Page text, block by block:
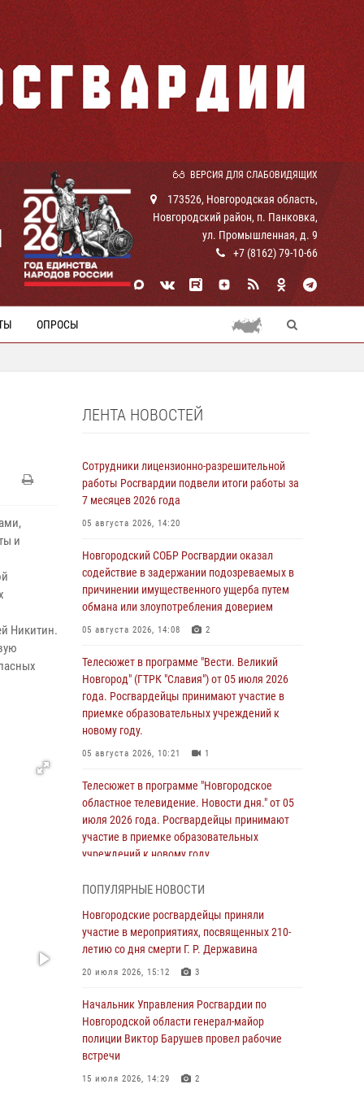
ВЕРСИЯ ДЛЯ СЛАБОВИДЯЩИХ
173526, Новгородская область,
Новгородский район, п. Панковка,
ул. Промышленная, д. 9
+7 (8162) 79-10-66
ОПРОСЫ
и
Никитин.
ЛЕНТА НОВОСТЕЙ
Сотрудники лицензионно-разрешительной
работы Росгвардии подвели итоги работы за
7 месяцев 2026 года
05 августа 2026, 14:20
Новгородский СОБР Росгвардии оказал
содействие в задержании подозреваемых в
причинении имущественного ущерба путем
обмана или злоупотребления доверием
05 августа 2026, 14:08 2
Телесюжет в программе "Вести. Великий
Новгород" (ГТРК "Славия") от 05 июля 2026
года. Росгвардейцы принимают участие в
приемке образовательных учреждений к
новому году.
05 августа 2026, 10:21 1
Телесюжет в программе "Новгородское
областное телевидение. Новости дня." от 05
июля 2026 года. Росгвардейцы принимают
участие в приемке образовательных
учреждений к новому году.
Росгвардейцы из Великого Новгорода стали
Чемпионате Северо-Западного округа
Сотрудники новгородской Росгвардии
встретились с детьми из детского лагеря
04 августа 2026, 09:13
ПОПУЛЯРНЫЕ НОВОСТИ
Новгородские росгвардейцы приняли
участие в мероприятиях, посвященных 210-
летию со дня смерти Г. Р. Державина
20 июля 2026, 15:12 3
Начальник Управления Росгвардии по
Новгородской области генерал-майор
полиции Виктор Барушев провел рабочие
встречи
15 июля 2026, 14:29 2